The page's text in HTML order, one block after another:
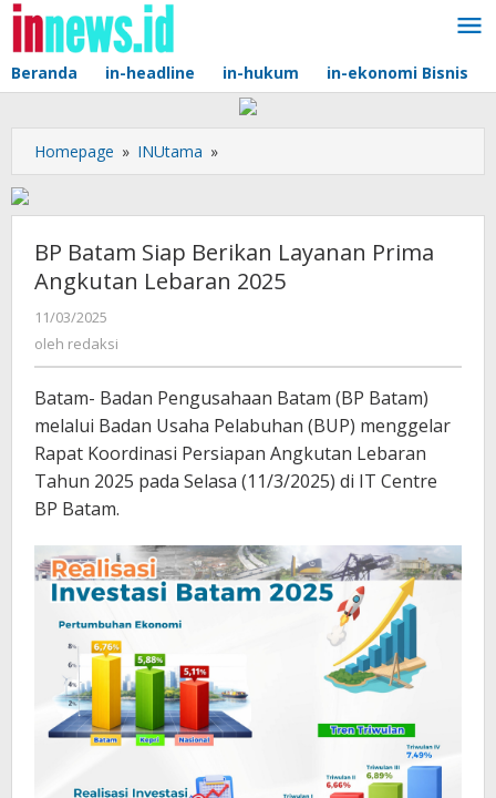
Lewati
konten
Beranda in-headline in-hukum in-ekonomi Bisnis
Homepage » INUtama »
Batam
Berikan
Layanan
Prima
Angkutan
BP Batam Siap Berikan Layanan Prima
Angkutan Lebaran 2025
11/03/2025
redaksi
oleh redaksi
Batam- Badan Pengusahaan Batam (BP Batam)
melalui Badan Usaha Pelabuhan (BUP) menggelar
Rapat Koordinasi Persiapan Angkutan Lebaran
Tahun 2025 pada Selasa (11/3/2025) di IT Centre
BP Batam.